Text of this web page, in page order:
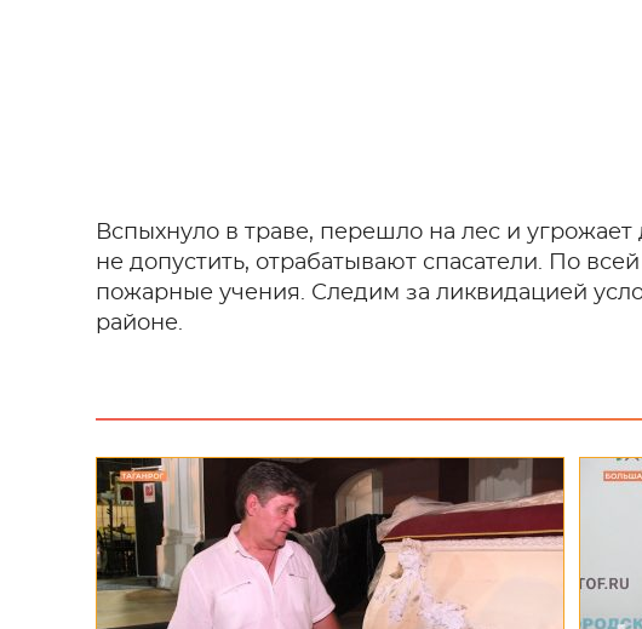
Вспыхнуло в траве, перешло на лес и
не допустить, отрабатывают спасатели. По
пожарные учения. Следим за ликвидацией
районе.